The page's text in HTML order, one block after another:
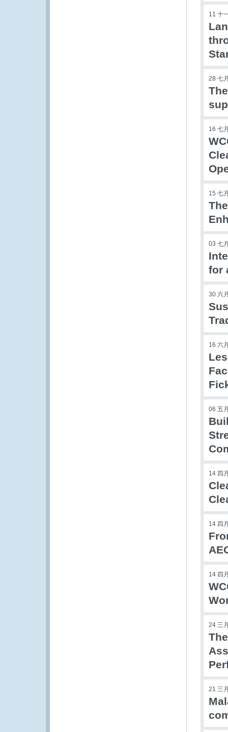
11 十
28 七
16 七
15 七
03 七
for
30 六
16 六
06 五
14 四
14 四
14 四
24 三
21 三